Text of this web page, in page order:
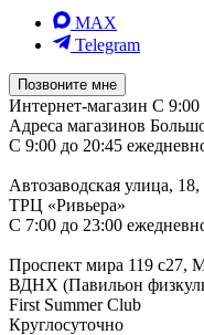
MAX
Telegram
Позвоните мне
Интернет-магазин С 9:00
Адреса магазинов
С 9:00 до 20:45
Автозаводская улица,
ТРЦ «Ривьера»
С 7:00 до 23:00
Проспект мира 119 с27,
ВДНХ (Павильон
First Summer Club
Круглосуточно